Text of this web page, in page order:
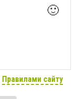
🙂
Правилами сайту